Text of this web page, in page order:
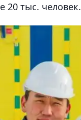
20 тыс. человек.